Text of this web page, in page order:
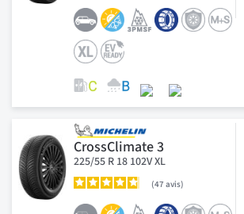
CrossClimate 3
225/55 R 18 102V XL
47 avis